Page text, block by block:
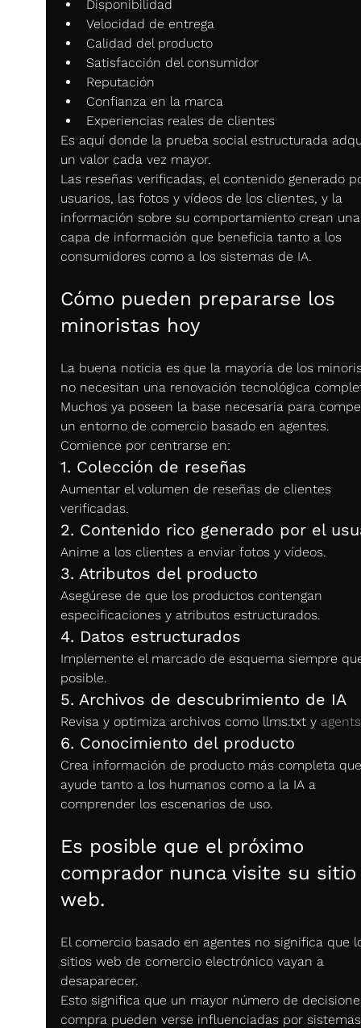
Disponibilidad
Velocidad de entrega
Calidad del producto
Satisfacción del consumidor
Reputación
Confianza en la marca
Experiencias reales de clientes
Es aquí donde la prueba social estructurada
un valor cada vez mayor.
Las reseñas verificadas, el contenido generado
usuarios, las fotos y vídeos de los clientes, y la
información sobre su comportamiento crean
capa de información que beneficia tanto a los
consumidores como a los sistemas de IA.
Cómo pueden prepararse los
minoristas hoy
La buena noticia es que la mayoría de los
no necesitan una renovación tecnológica
Muchos ya poseen la base necesaria para
un entorno de comercio basado en agentes.
Comience por centrarse en:
1. Colección de reseñas
Aumentar el volumen de reseñas de clientes
verificadas.
2. Contenido rico generado por el
Anime a los clientes a enviar fotos y vídeos.
3. Atributos del producto
Asegúrese de que los productos contengan
especificaciones y atributos estructurados.
4. Datos estructurados
Implemente el marcado de esquema siempre
posible.
5. Archivos de descubrimiento de IA
Revisa y optimiza archivos como llms.txt y
6. Conocimiento del producto
Crea información de producto más completa
ayude tanto a los humanos como a la IA a
comprender los escenarios de uso.
Es posible que el próximo
comprador nunca visite su
web.
El comercio basado en agentes no significa que
sitios web de comercio electrónico vayan a
desaparecer.
Esto significa que un mayor número de
compra pueden verse influenciadas por